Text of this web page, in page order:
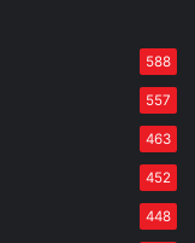
588
557
463
452
448